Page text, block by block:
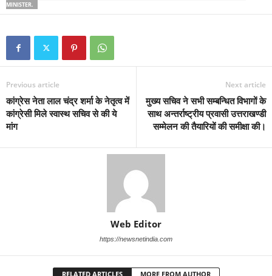
MINISTER.
Previous article
कांग्रेस नेता लाल चंद्र शर्मा के नेतृत्व में
कांग्रेसी मिले स्वास्थ सचिव से की ये
मांग
Next article
मुख्य सचिव ने सभी सम्बन्धित विभागों के
साथ अन्तर्राष्ट्रीय प्रवासी उत्तराखण्डी
सम्मेलन की तैयारियों की समीक्षा की।
Web Editor
https://newsnetindia.com
RELATED ARTICLES MORE FROM AUTHOR